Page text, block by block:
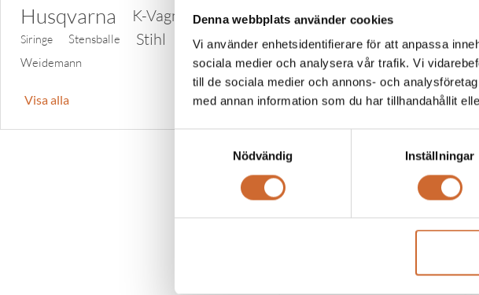
Denna webbplats använder cookies
Vi använder enhetsidentifierare för att anpassa
sociala medier och analysera vår trafik. Vi
till de sociala medier och annons- och
med annan information som du har tillhandahållit
Nödvändig
Inställningar
Husqvarna K-Vagnen
Siringe Stensballe Stihl tplinddana
Weidemann
Visa alla
Weidemann Teleskoplastare
T4512